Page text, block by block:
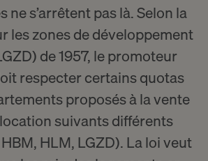
ne s’arrêtent pas là. Selon la
les zones de développement
de 1957, le promoteur
respecter certains quotas
proposés à la vente
suivants différents
HLM, LGZD). La loi veut